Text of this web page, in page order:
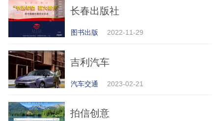
长春出版社
图书出版 2022-11-29
吉利汽车
汽车交通 2023-02-21
拍信创意